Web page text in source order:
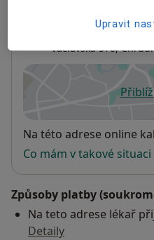
Chrudimská
Václavská 570,
Dostupnost
Na této adrese online
Co mám v takové
Způsoby platby
Na teto adrese lékař
Detaily
Upravit